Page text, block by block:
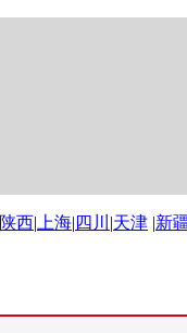
陕西| 上海| 四川 |天津 |新